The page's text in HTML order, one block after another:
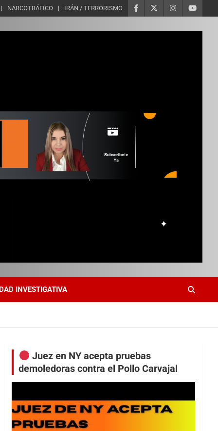
NARCOTRÁFICO IRÁN / TERRORISMO
INVESTIGATIVA
Juez en NY acepta pruebas
demoledoras contra el Pollo Carvajal